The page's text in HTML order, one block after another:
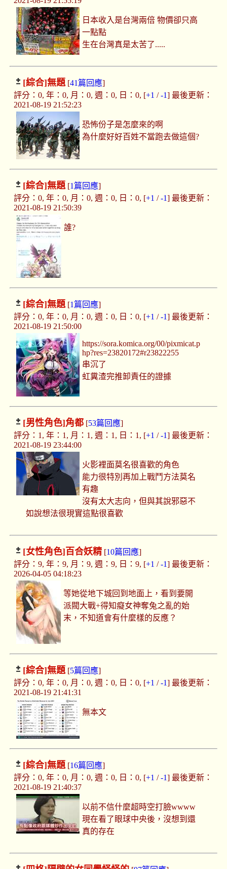
日本收入是台灣兩倍 物價卻只高
一點點
生在台灣真是太苦了.....
[綜合]無題[41篇回應]
評分：0, 年：0, 月：0, 週：0, 日：0, [+1 /-1] 最後更新：
2021-08-19 21:52:23
恐怖份子是怎麼來的啊
為什麼好好百姓不當跑去做這個?
[綜合]無題[1篇回應]
評分：0, 年：0, 月：0, 週：0, 日：0, [+1 /-1] 最後更新：
2021-08-19 21:50:39
誰?
[綜合]無題[1篇回應]
評分：0, 年：0, 月：0, 週：0, 日：0, [+1 /-1] 最後更新：
2021-08-19 21:50:00
https://sora.komica.org/00/pixmicat.p
hp?res=23820172#r23822255
串沉了
虹糞渣完推卸責任的證據
[男性角色]角都[53篇回應]
評分：1, 年：1, 月：1, 週：1, 日：1, [+1 /-1] 最後更新：
2021-08-19 23:44:00
火影裡面莫名很喜歡的角色
能力很特別再加上戰鬥方法莫名
有趣
沒有太大志向，但與其說邪惡不
如說想法很現實這點很喜歡
[女性角色] 百合妖精[10篇回應]
評分：9, 年：9, 月：9, 週：9, 日：9, [+1 /-1] 最後更新：
2026-04-05 04:18:23
等她從地下城回到地面上，看到要開
派閥大戰+得知癡女神奪兔之亂的始
末，不知道會有什麼樣的反應？
[綜合]無題[5篇回應]
評分：0, 年：0, 月：0, 週：0, 日：0, [+1 /-1] 最後更新：
2021-08-19 21:41:31
無本文
[綜合]無題[16篇回應]
評分：0, 年：0, 月：0, 週：0, 日：0, [+1 /-1] 最後更新：
2021-08-19 21:40:37
以前不信什麼超時空打臉wwww
現在看了眼球中央後，沒想到還
真的存在